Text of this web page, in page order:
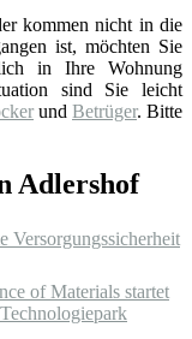
kommen nicht in die
ist, möchten Sie
in Ihre Wohnung
sind Sie leicht
und Betrüger. Bitte
Adlershof
Versorgungssicherheit
of Materials startet